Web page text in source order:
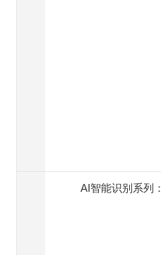
AI智能识别系列：